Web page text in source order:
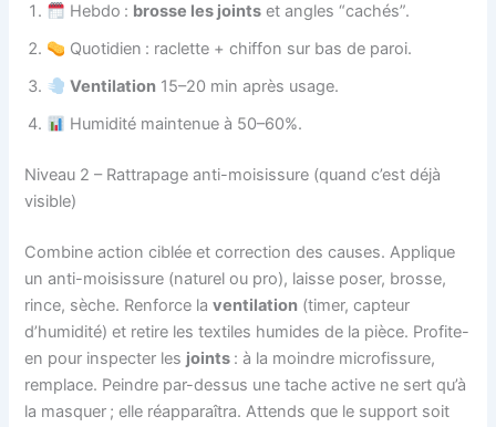
Hebdo : brosse les joints et angles “cachés”.
Quotidien : raclette + chiffon sur bas de paroi.
Ventilation 15–20 min après usage.
Humidité maintenue à 50–60%.
Niveau 2 – Rattrapage anti-moisissure (quand c’est déjà
visible)
Combine action ciblée et correction des causes. Applique
un anti-moisissure (naturel ou pro), laisse poser, brosse,
rince, sèche. Renforce laventilation (timer, capteur
d’humidité) et retire les textiles humides de la pièce. Profite-
en pour inspecter les joints : à la moindre microfissure,
remplace. Peindre par-dessus une tache active ne sert qu’à
la masquer ; elle réapparaîtra. Attends que le support soit